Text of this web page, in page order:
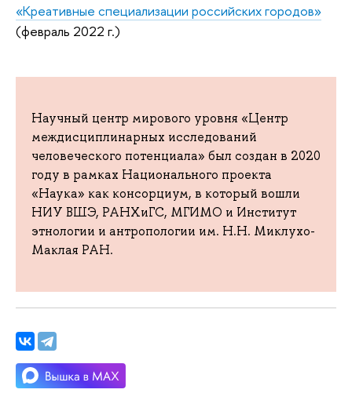
«Креативные специализации российских городов»
(февраль 2022 г.)
Научный центр мирового уровня «Центр
междисциплинарных исследований
человеческого потенциала» был создан в 2020
году в рамках Национального проекта
«Наука» как консорциум, в который вошли
НИУ ВШЭ, РАНХиГС, МГИМО и Институт
этнологии и антропологии им. Н.Н. Миклухо-
Маклая РАН.